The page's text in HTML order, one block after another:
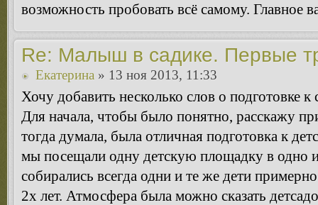
возможность пробовать всё самому. Главное
Re: Малыш в садике. Первые
Екатерина » 13 ноя 2013, 11:33
Хочу добавить несколько слов о подготовке к
Для начала, чтобы было понятно, расскажу
тогда думала, была отличная подготовка к
мы посещали одну детскую площадку в одно
собирались всегда одни и те же дети
2х лет. Атмосфера была можно сказать